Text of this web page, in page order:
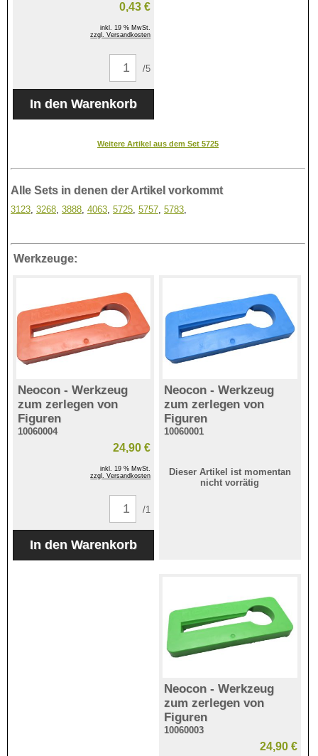
0,43 €
inkl. 19 % MwSt.
zzgl. Versandkosten
/5
Weitere Artikel aus dem Set 5725
Alle Sets in denen der Artikel vorkommt
3123, 3268, 3888, 4063, 5725, 5757, 5783,
Werkzeuge:
Neocon - Werkzeug
zum zerlegen von
Figuren
10060004
24,90 €
inkl. 19 % MwSt.
zzgl. Versandkosten
/1
Neocon - Werkzeug
zum zerlegen von
Figuren
10060001
Dieser Artikel ist momentan
nicht vorrätig
Neocon - Werkzeug
zum zerlegen von
Figuren
10060003
24,90 €